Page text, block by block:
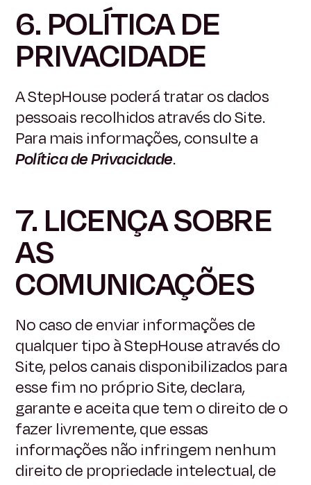
6. POLÍTICA DE
PRIVACIDADE
A StepHouse poderá tratar os dados
pessoais recolhidos através do Site.
Para mais informações, consulte a
Política de Privacidade.
7. LICENÇA SOBRE
AS
COMUNICAÇÕES
No caso de enviar informações de
qualquer tipo à StepHouse através do
Site, pelos canais disponibilizados para
esse fim no próprio Site, declara,
garante e aceita que tem o direito de o
fazer livremente, que essas
informações não infringem nenhum
direito de propriedade intelectual, de